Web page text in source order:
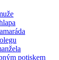
potiskem